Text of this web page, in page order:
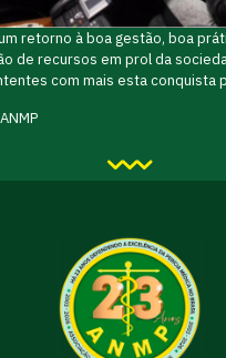
retorno à boa gestão, boa
de recursos em prol da
com mais esta conquista